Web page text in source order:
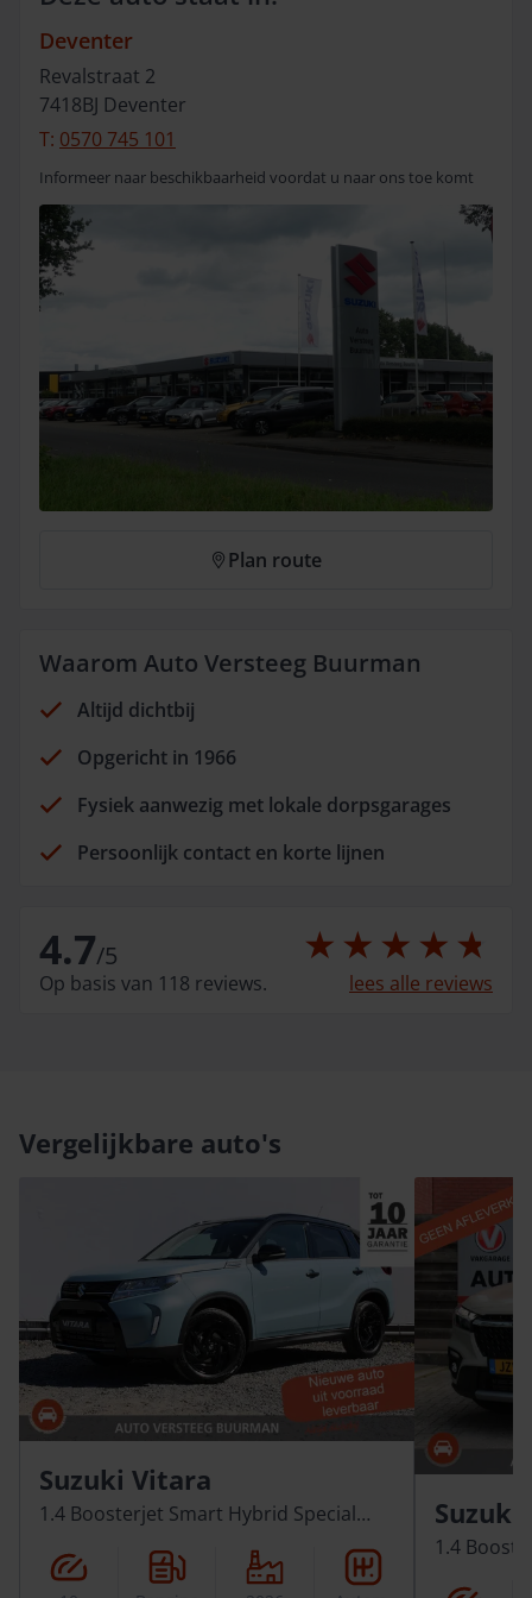
Deventer
Revalstraat 2
7418BJ Deventer
T: 0570 745 101
Informeer naar beschikbaarheid voordat u naar ons toe komt
Plan route
Waarom Auto Versteeg Buurman
Altijd dichtbij
Opgericht in 1966
Fysiek aanwezig met lokale dorpsgarages
Persoonlijk contact en korte lijnen
4.7/5
Op basis van 118 reviews. lees alle reviews
Vergelijkbare auto's
Suzuki Vitara
1.4 Boosterjet Smart Hybrid Special
Suzuki
1.4